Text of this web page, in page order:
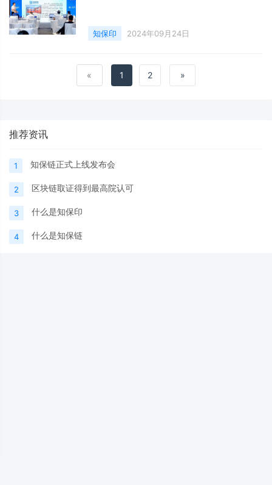
知保印 2024年09月24日
« 1 2 »
推荐资讯
1 知保链正式上线发布会
2 区块链取证得到最高院认可
3 什么是知保印
4 什么是知保链